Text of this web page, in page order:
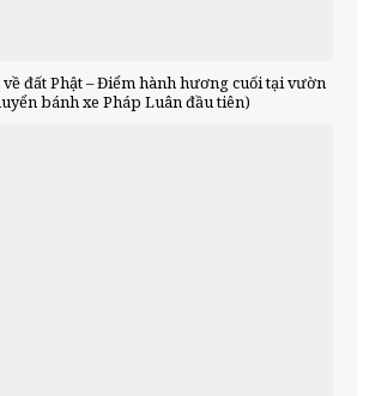
đất Phật – Điểm hành hương cuối tại vườn
bánh xe Pháp Luân đầu tiên)